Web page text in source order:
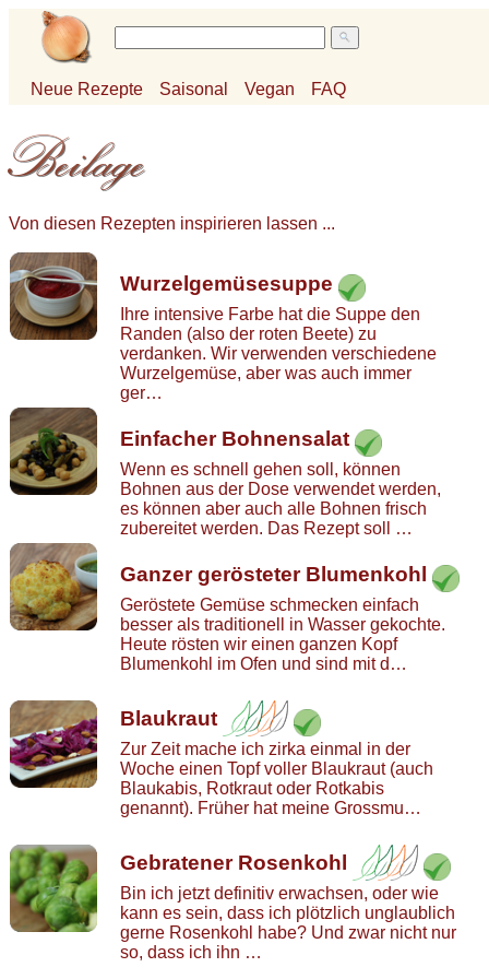
Neue Rezepte Saisonal Vegan FAQ
Von diesen Rezepten inspirieren lassen ...
Wurzelgemüsesuppe
Ihre intensive Farbe hat die Suppe den
Randen (also der roten Beete) zu
verdanken. Wir verwenden verschiedene
Wurzelgemüse, aber was auch immer
ger…
Einfacher Bohnensalat
Wenn es schnell gehen soll, können
Bohnen aus der Dose verwendet werden,
es können aber auch alle Bohnen frisch
zubereitet werden. Das Rezept soll …
Ganzer gerösteter Blumenkohl
Geröstete Gemüse schmecken einfach
besser als traditionell in Wasser gekochte.
Heute rösten wir einen ganzen Kopf
Blumenkohl im Ofen und sind mit d…
Blaukraut
Zur Zeit mache ich zirka einmal in der
Woche einen Topf voller Blaukraut (auch
Blaukabis, Rotkraut oder Rotkabis
genannt). Früher hat meine Grossmu…
Gebratener Rosenkohl
Bin ich jetzt definitiv erwachsen, oder wie
kann es sein, dass ich plötzlich unglaublich
gerne Rosenkohl habe? Und zwar nicht nur
so, dass ich ihn …